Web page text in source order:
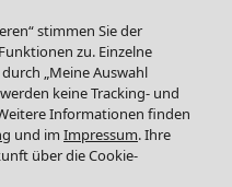
stimmen Sie der
zu. Einzelne
„Meine Auswahl
keine Tracking- und
Informationen finden
und im Impressum. Ihre
über die Cookie-